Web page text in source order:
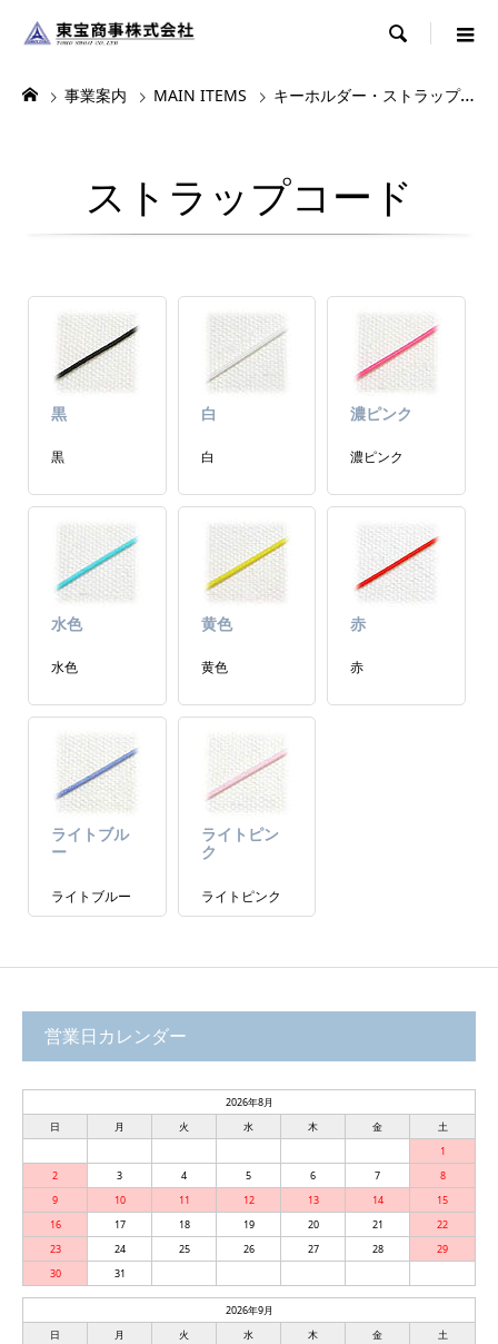

事業案内 MAIN ITEMS キーホルダー・ストラップ・根付
ストラップコード
黒
黒
白
白
濃ピンク
濃ピンク
水色
水色
黄色
黄色
赤
赤
ライトブル
ー
ライトブルー
ライトピン
ク
ライトピンク
営業日カレンダー
2026年8月
日
月 火 水 木 金
土
1
2
3 4 5 6 7
8
9
10 11 12 13 14
15
16
17 18 19 20 21
22
23
24 25 26 27 28
29
30
31
2026年9月
日
月 火 水 木 金
土